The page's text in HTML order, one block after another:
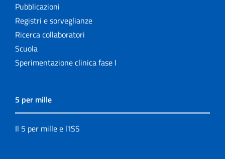
Pubblicazioni
Registri e sorveglianze
Ricerca collaboratori
Scuola
Sperimentazione clinica fase I
5 per mille
Il 5 per mille e l'ISS